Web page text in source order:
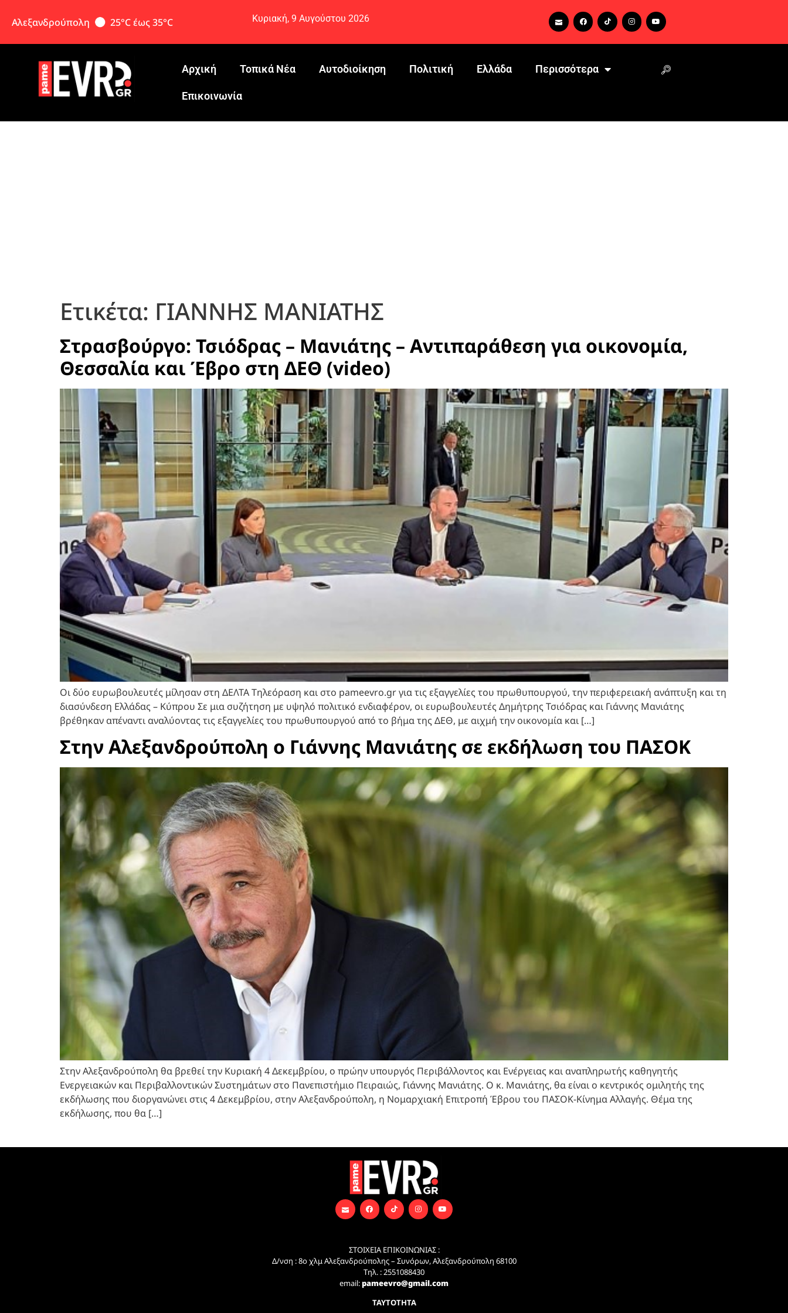
Αλεξανδρούπολη 25°C έως 35°C Κυριακή, 9 Αυγούστου 2026
Αρχική Τοπικά Νέα Αυτοδιοίκηση Πολιτική Ελλάδα Περισσότερα
Eπικοινωνία
Ετικέτα: ΓΙΑΝΝΗΣ ΜΑΝΙΑΤΗΣ
Στρασβούργο: Τσιόδρας – Μανιάτης – Αντιπαράθεση για οικονομία,
Θεσσαλία και Έβρο στη ΔΕΘ (video)
Οι δύο ευρωβουλευτές μίλησαν στη ΔΕΛΤΑ Τηλεόραση και στο pameevro.gr για τις εξαγγελίες του πρωθυπουργού, την περιφερειακή ανάπτυξη και τη
διασύνδεση Ελλάδας – Κύπρου Σε μια συζήτηση με υψηλό πολιτικό ενδιαφέρον, οι ευρωβουλευτές Δημήτρης Τσιόδρας και Γιάννης Μανιάτης
βρέθηκαν απέναντι αναλύοντας τις εξαγγελίες του πρωθυπουργού από το βήμα της ΔΕΘ, με αιχμή την οικονομία και […]
Στην Αλεξανδρούπολη ο Γιάννης Μανιάτης σε εκδήλωση του ΠΑΣΟΚ
Στην Αλεξανδρούπολη θα βρεθεί την Κυριακή 4 Δεκεμβρίου, ο πρώην υπουργός Περιβάλλοντος και Ενέργειας και αναπληρωτής καθηγητής
Ενεργειακών και Περιβαλλοντικών Συστημάτων στο Πανεπιστήμιο Πειραιώς, Γιάννης Μανιάτης. Ο κ. Μανιάτης, θα είναι ο κεντρικός ομιλητής της
εκδήλωσης που διοργανώνει στις 4 Δεκεμβρίου, στην Αλεξανδρούπολη, η Νομαρχιακή Επιτροπή Έβρου του ΠΑΣΟΚ-Κίνημα Αλλαγής. Θέμα της
εκδήλωσης, που θα […]
ΣΤΟΙΧΕΙΑ ΕΠΙΚΟΙΝΩΝΙΑΣ :
Δ/νση : 8ο χλμ Αλεξανδρούπολης – Συνόρων, Αλεξανδρούπολη 68100
Τηλ. : 2551088430
email:pameevro@gmail.com
ΤΑΥΤΟΤΗΤΑ